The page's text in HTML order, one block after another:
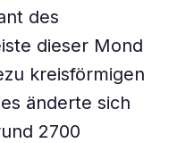
des
dieser Mond
kreisförmigen
änderte sich
2700